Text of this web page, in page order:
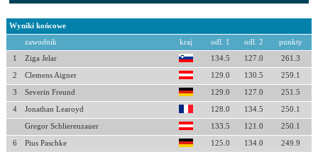
Wyniki końcowe
zawodnik kraj odl. 1 odl. 2 punkty
1 Ziga Jelar 134.5 127.0 261.3
2 Clemens Aigner 129.0 130.5 259.1
3 Severin Freund 129.0 127.0 251.5
4 Jonathan Learoyd 128.0 134.5 250.1
Gregor Schlierenzauer 133.5 121.0 250.1
6 Pius Paschke 125.0 134.0 249.9